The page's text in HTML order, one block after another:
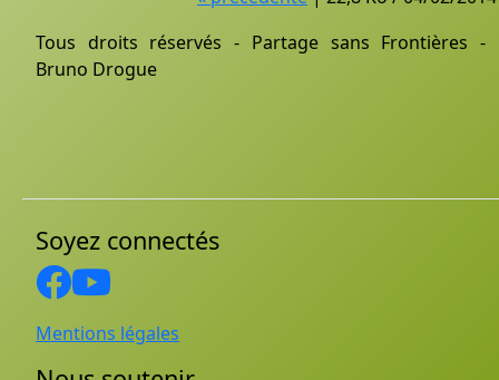
Tous droits réservés - Partage sans Frontières -
Bruno Drogue
Soyez connectés
Mentions légales